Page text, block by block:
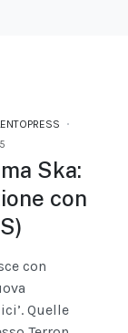
Ska:
con
con
Quelle